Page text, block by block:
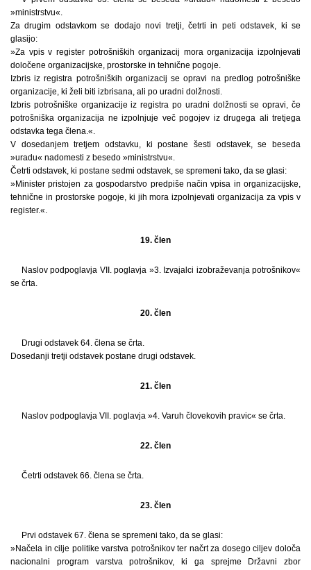
»ministrstvu«.
Za drugim odstavkom se dodajo novi tretji, četrti in peti odstavek, ki se
glasijo:
»Za vpis v register potrošniških organizacij mora organizacija izpolnjevati
določene organizacijske, prostorske in tehnične pogoje.
Izbris iz registra potrošniških organizacij se opravi na predlog potrošniške
organizacije, ki želi biti izbrisana, ali po uradni dolžnosti.
Izbris potrošniške organizacije iz registra po uradni dolžnosti se opravi, če
potrošniška organizacija ne izpolnjuje več pogojev iz drugega ali tretjega
odstavka tega člena.«.
V dosedanjem tretjem odstavku, ki postane šesti odstavek, se beseda
»uradu« nadomesti z besedo »ministrstvu«.
Četrti odstavek, ki postane sedmi odstavek, se spremeni tako, da se glasi:
»Minister pristojen za gospodarstvo predpiše način vpisa in organizacijske,
tehnične in prostorske pogoje, ki jih mora izpolnjevati organizacija za vpis v
register.«.
19. člen
Naslov podpoglavja VII. poglavja »3. Izvajalci izobraževanja potrošnikov«
se črta.
20. člen
Drugi odstavek 64. člena se črta.
Dosedanji tretji odstavek postane drugi odstavek.
21. člen
Naslov podpoglavja VII. poglavja »4. Varuh človekovih pravic« se črta.
22. člen
Četrti odstavek 66. člena se črta.
23. člen
Prvi odstavek 67. člena se spremeni tako, da se glasi:
»Načela in cilje politike varstva potrošnikov ter načrt za dosego ciljev določa
nacionalni program varstva potrošnikov, ki ga sprejme Državni zbor